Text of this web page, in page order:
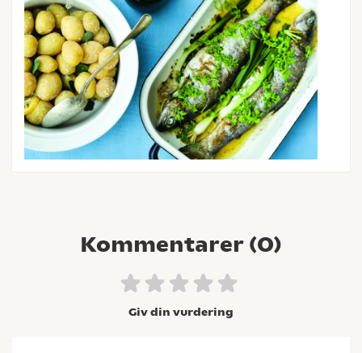
Kommentarer (0)
Giv din vurdering